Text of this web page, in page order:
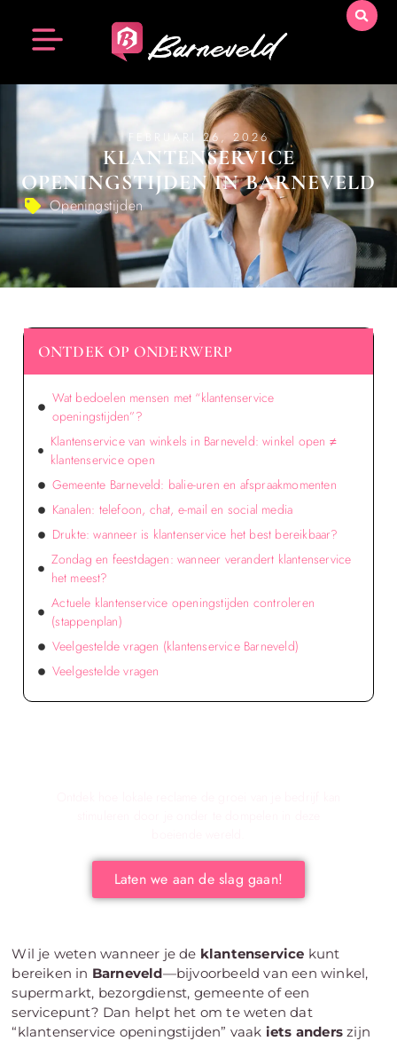
FEBRUARI 26, 2026
KLANTENSERVICE
OPENINGSTIJDEN IN BARNEVELD
Openingstijden
Wil je weten wanneer je de klantenservice kunt
bereiken in Barneveld—bijvoorbeeld van een winkel,
supermarkt, bezorgdienst, gemeente of een
servicepunt? Dan helpt het om te weten dat
“klantenservice openingstijden” vaak iets anders zijn
ONTDEK OP ONDERWERP
Wat bedoelen mensen met “klantenservice
openingstijden”?
Klantenservice van winkels in Barneveld: winkel open ≠
klantenservice open
Gemeente Barneveld: balie-uren en afspraakmomenten
Kanalen: telefoon, chat, e-mail en social media
Drukte: wanneer is klantenservice het best bereikbaar?
Zondag en feestdagen: wanneer verandert klantenservice
het meest?
Actuele klantenservice openingstijden controleren
(stappenplan)
Veelgestelde vragen (klantenservice Barneveld)
Veelgestelde vragen
Laten we aan de slag gaan!